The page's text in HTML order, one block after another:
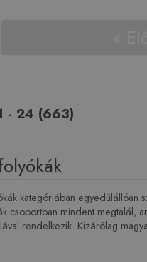
- 24 (663)
kategóriában egyedülállóan
csoportban mindent megtalál,
rendelkezik. Kizárólag